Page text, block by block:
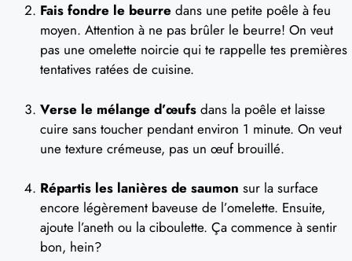
Fais fondre le beurre dans une petite poêle à feu
moyen. Attention à ne pas brûler le beurre! On veut
pas une omelette noircie qui te rappelle tes premières
tentatives ratées de cuisine.
Verse le mélange d’œufs dans la poêle et laisse
cuire sans toucher pendant environ 1 minute. On veut
une texture crémeuse, pas un œuf brouillé.
Répartis les lanières de saumon sur la surface
encore légèrement baveuse de l’omelette. Ensuite,
ajoute l’aneth ou la ciboulette. Ça commence à sentir
bon, hein?